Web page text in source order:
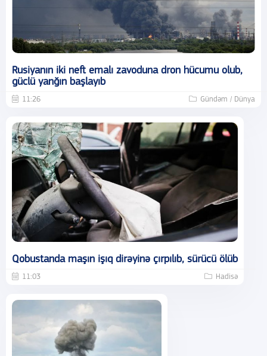
Rusiyanın iki neft emalı zavoduna dron hücumu olub,
güclü yanğın başlayıb
11:26 Gündəm / Dünya
Qobustanda maşın işıq dirəyinə çırpılıb, sürücü ölüb
11:03 Hadisə